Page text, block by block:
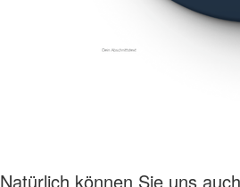
Natürlich können Sie uns